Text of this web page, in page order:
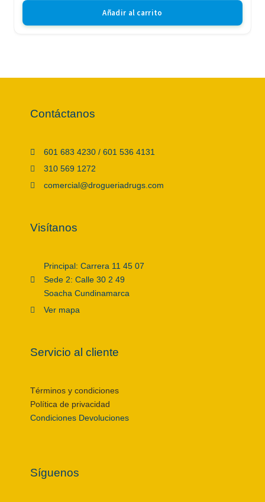
Añadir al carrito
Contáctanos
601 683 4230 / 601 536 4131
310 569 1272
comercial@drogueriadrugs.com
Visítanos
Principal: Carrera 11 45 07
Sede 2: Calle 30 2 49
Soacha Cundinamarca
Ver mapa
Servicio al cliente
Términos y condiciones
Política de privacidad
Condiciones Devoluciones
Síguenos